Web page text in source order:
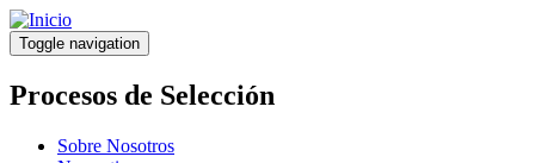
Pasar
al
contenido
principal
Toggle navigation
Procesos de Selección
Sobre Nosotros